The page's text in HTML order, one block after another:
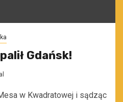
Gdańsk!
w Kwadratowej i sądząc